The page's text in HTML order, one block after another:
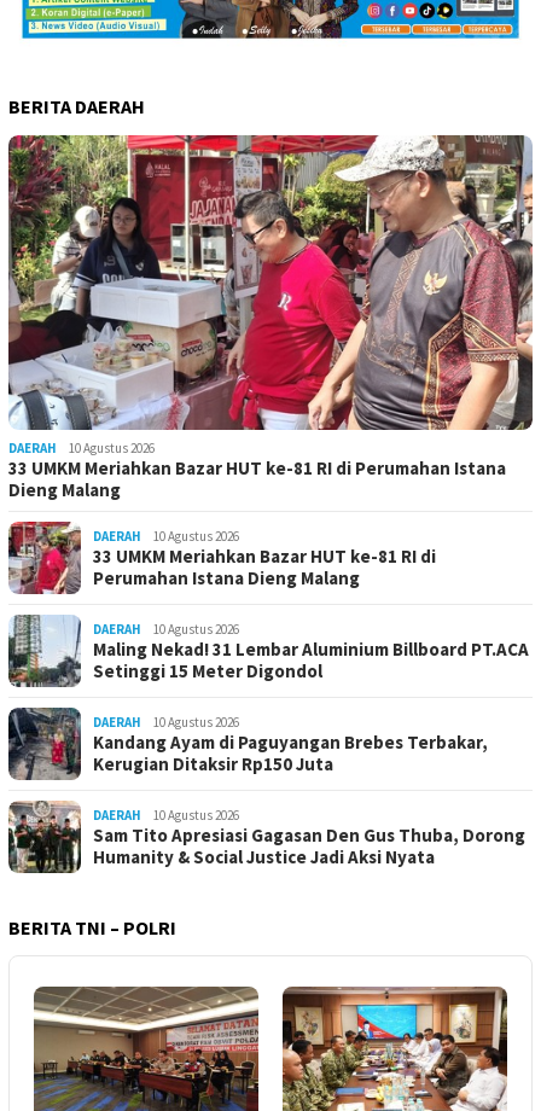
BERITA DAERAH
DAERAH 10 Agustus 2026
33 UMKM Meriahkan Bazar HUT ke-81 RI di Perumahan Istana
Dieng Malang
DAERAH 10 Agustus 2026
33 UMKM Meriahkan Bazar HUT ke-81 RI di
Perumahan Istana Dieng Malang
DAERAH 10 Agustus 2026
Maling Nekad! 31 Lembar Aluminium Billboard PT.ACA
Setinggi 15 Meter Digondol
DAERAH 10 Agustus 2026
Kandang Ayam di Paguyangan Brebes Terbakar,
Kerugian Ditaksir Rp150 Juta
DAERAH 10 Agustus 2026
Sam Tito Apresiasi Gagasan Den Gus Thuba, Dorong
Humanity & Social Justice Jadi Aksi Nyata
BERITA TNI – POLRI